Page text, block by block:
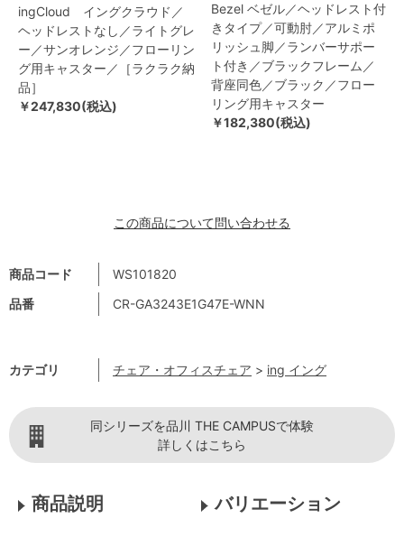
商品コード
WS101820
品番
CR-GA3243E1G47E-WNN
カテゴリ チェア・オフィスチェア > ing イング
ingCloud イングクラウド／
ヘッドレストなし／ライトグレ
ー／サンオレンジ／フローリン
グ用キャスター／［ラクラク納
品］
￥247,830(税込)
Bezel ベゼル／ヘッドレスト付
きタイプ／可動肘／アルミポ
リッシュ脚／ランバーサポー
ト付き／ブラックフレーム／
背座同色／ブラック／フロー
リング用キャスター
￥182,380(税込)
この商品について問い合わせる
同シリーズを品川 THE CAMPUSで体験
詳しくはこちら
商品説明 バリエーション